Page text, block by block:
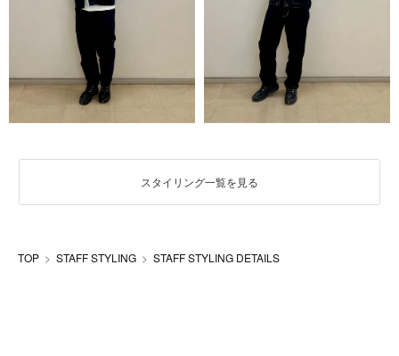
スタイリング一覧を見る
TOP STAFF STYLING STAFF STYLING DETAILS